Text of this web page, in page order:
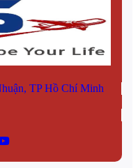
TP Hồ Chí Minh